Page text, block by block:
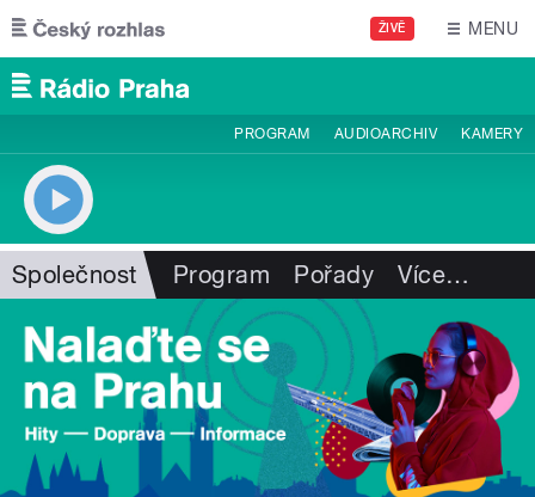
Přejít k hlavnímu obsahu
ŽIVĚ MENU
PROGRAM AUDIOARCHIV KAMERY
Společnost Program Pořady Více…